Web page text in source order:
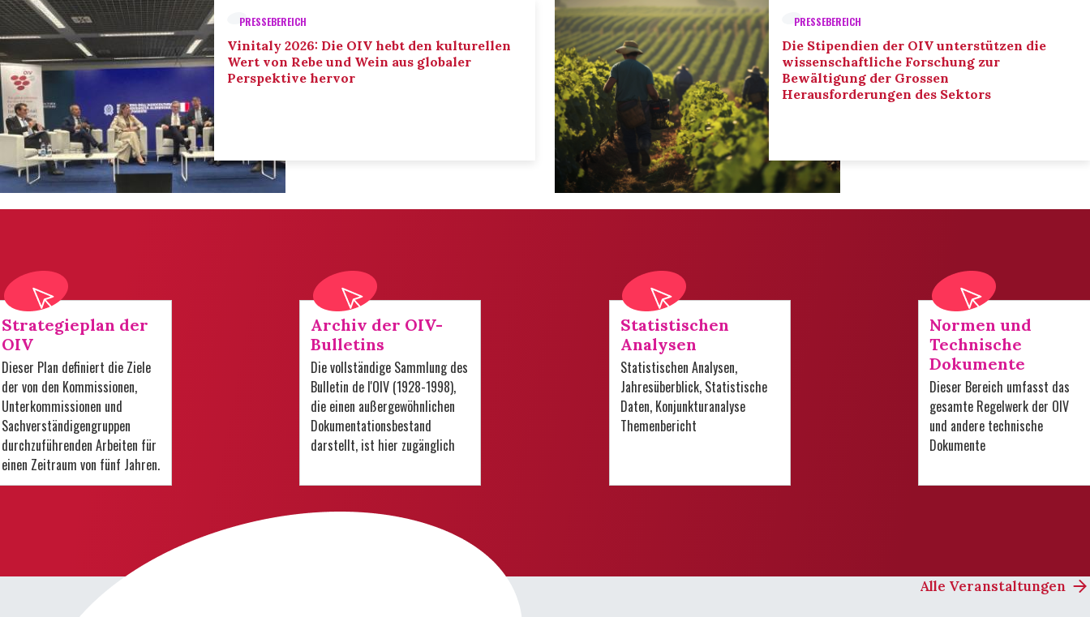
PRESSEBEREICH
Vinitaly 2026: Die OIV hebt den kulturellen
Wert von Rebe und Wein aus globaler
Perspektive hervor
PRESSEBEREICH
Die Stipendien der OIV unterstützen die
wissenschaftliche Forschung zur
Bewältigung der Grossen
Herausforderungen des Sektors
Strategieplan der
OIV
Dieser Plan definiert die Ziele
der von den Kommissionen,
Unterkommissionen und
Sachverständigengruppen
durchzuführenden Arbeiten für
einen Zeitraum von fünf Jahren.
Archiv der OIV-
Bulletins
Die vollständige Sammlung des
Bulletin de l'OIV (1928-1998),
die einen außergewöhnlichen
Dokumentationsbestand
darstellt, ist hier zugänglich
Statistischen
Analysen
Statistischen Analysen,
Jahresüberblick, Statistische
Daten, Konjunkturanalyse
Themenbericht
Normen und
Technische
Dokumente
Dieser Bereich umfasst das
gesamte Regelwerk der OIV
und andere technische
Dokumente
Alle Veranstaltungen